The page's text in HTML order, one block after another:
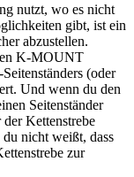
nutzt, wo es nicht
gibt, ist ein
abzustellen.
K-MOUNT
(oder
Und wenn du den
Seitenständer
Kettenstrebe
nicht weißt, dass
zur